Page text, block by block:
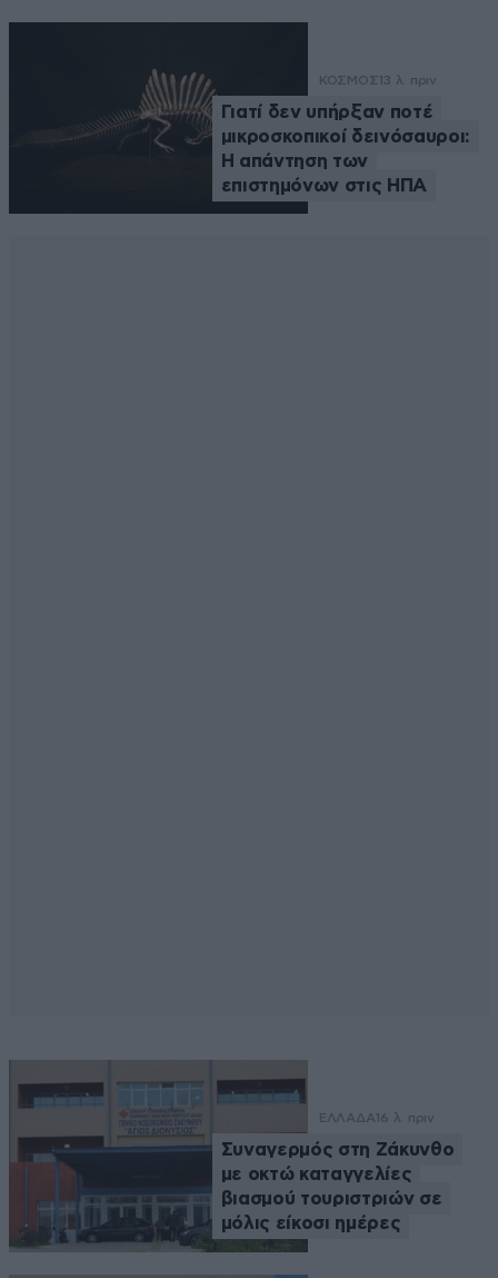
ΚΟΣΜΟΣ 13 λ. πριν
Γιατί δεν υπήρξαν ποτέ
μικροσκοπικοί δεινόσαυροι:
Η απάντηση των
επιστημόνων στις ΗΠΑ
ΕΛΛΑΔΑ 16 λ. πριν
Συναγερμός στη Ζάκυνθο
με οκτώ καταγγελίες
βιασμού τουριστριών σε
μόλις είκοσι ημέρες